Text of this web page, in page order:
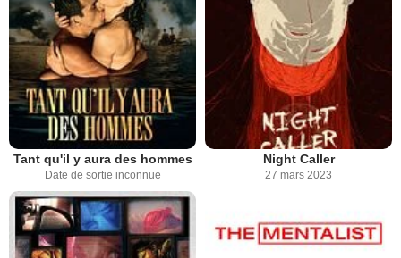
Tant qu'il y aura des hommes
Date de sortie inconnue
Night Caller
27 mars 2023